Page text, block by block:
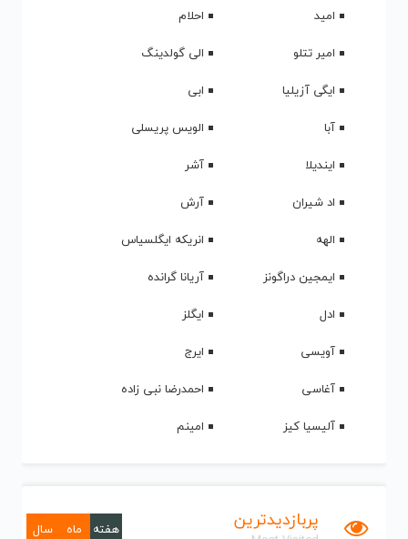
امید
احلام
امیر تتلو
الی گولدینگ
ایگی آزیلیا
ابی
آبا
الویس پریسلی
ایندیلا
آشر
اد شیران
آرش
الهه
انریکه ایگلسیاس
ایمجین دراگونز
آریانا گرانده
ادل
ایگلز
آویسی
ایرج
آغاسی
احمدرضا نبی زاده
آلیسیا کیز
امینم
پربازدیدترین هفته ماه سال